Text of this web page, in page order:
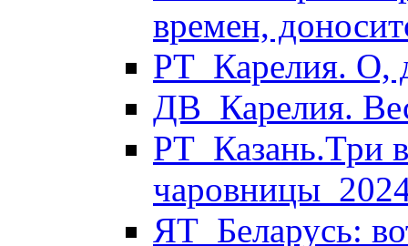
времен,
РТ_Карелия. О,
ДВ_Карелия.
РТ_Казань.Три
ЯТ_Беларусь: